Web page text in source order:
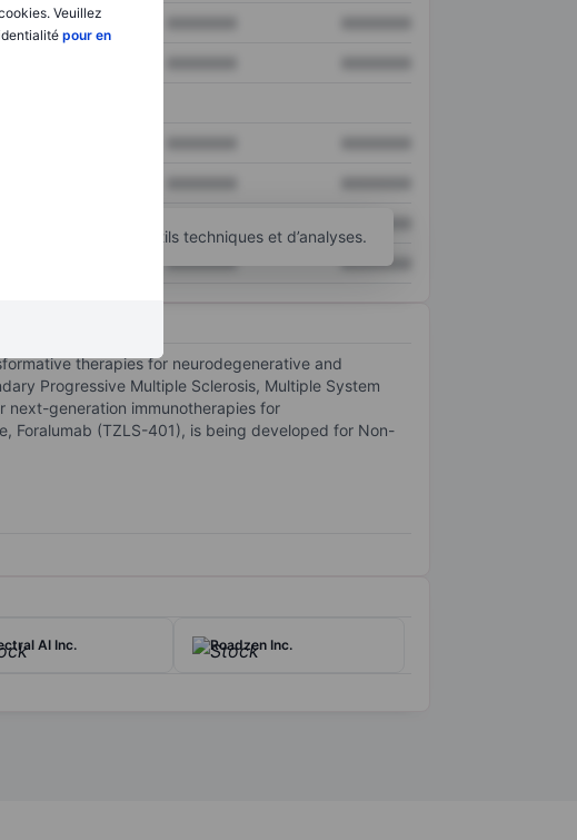
Veuillez
pour en
XXXXXXX XXXXXXX
accéder à d’autres outils techniques et d’analyses.
therapies for neurodegenerative and
Progressive Multiple Sclerosis, Multiple System
next-generation immunotherapies for
Foralumab (TZLS-401), is being developed for Non-
AI Inc. Roadzen Inc.